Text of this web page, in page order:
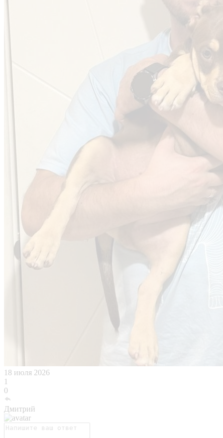
18 июля 2026
1
0
Дмитрий